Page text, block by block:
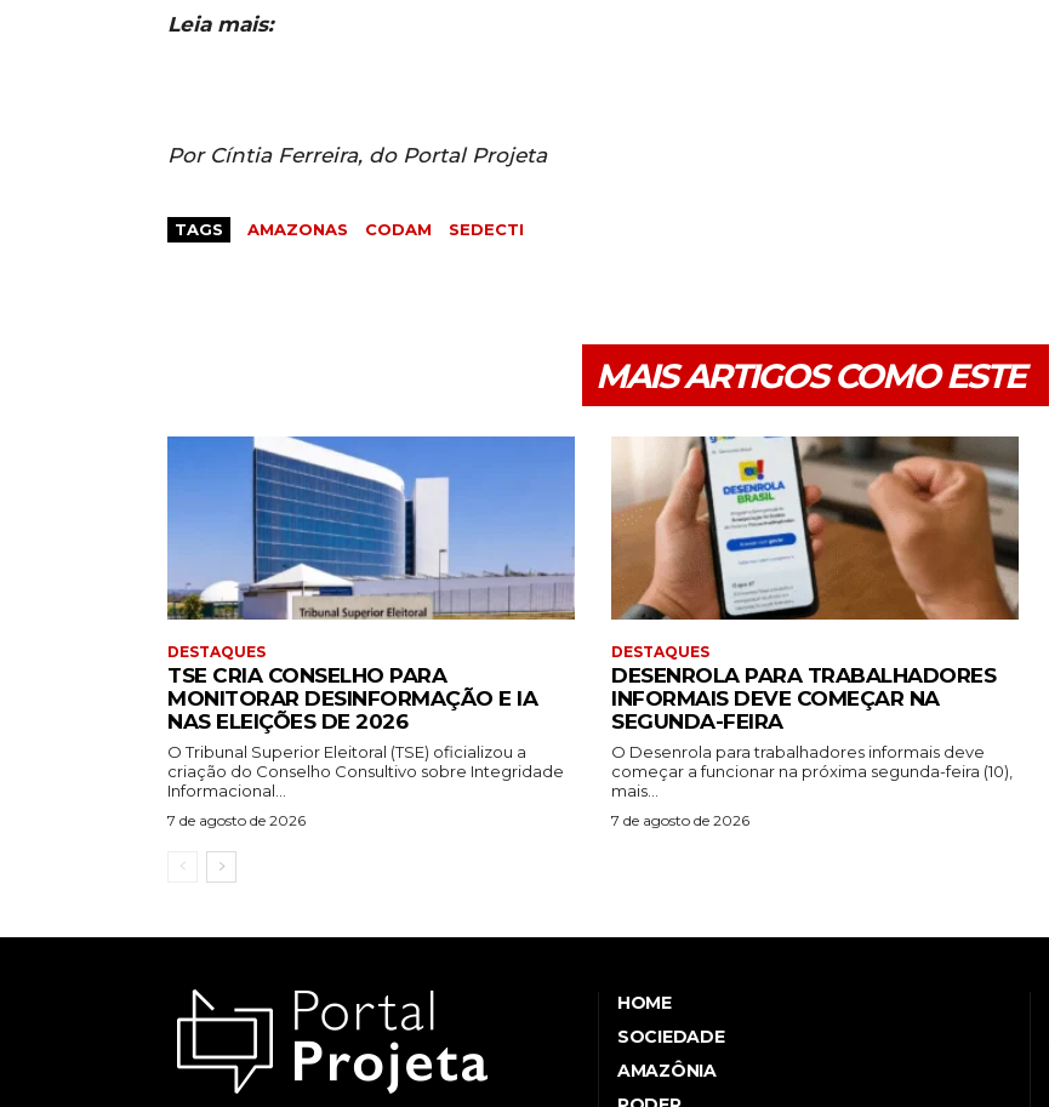
Leia mais:
Por Cíntia Ferreira, do Portal Projeta
TAGS AMAZONAS CODAM SEDECTI
MAIS ARTIGOS COMO ESTE
DESTAQUES
TSE CRIA CONSELHO PARA
MONITORAR DESINFORMAÇÃO E IA
NAS ELEIÇÕES DE 2026
O Tribunal Superior Eleitoral (TSE) oficializou a
criação do Conselho Consultivo sobre Integridade
Informacional...
7 de agosto de 2026
DESTAQUES
DESENROLA PARA TRABALHADORES
INFORMAIS DEVE COMEÇAR NA
SEGUNDA-FEIRA
O Desenrola para trabalhadores informais deve
começar a funcionar na próxima segunda-feira (10),
mais...
7 de agosto de 2026
HOME
SOCIEDADE
AMAZÔNIA